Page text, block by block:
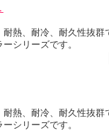
熱、耐冷、耐久性抜群
シリーズです。
熱、耐冷、耐久性抜群
シリーズです。